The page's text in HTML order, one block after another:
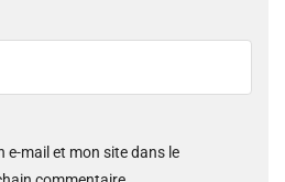
e-mail et mon site dans le